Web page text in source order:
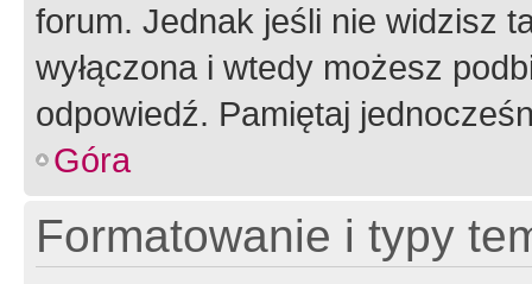
forum. Jednak jeśli nie widzisz
wyłączona i wtedy możesz
odpowiedź. Pamiętaj
Góra
Formatowanie i typy